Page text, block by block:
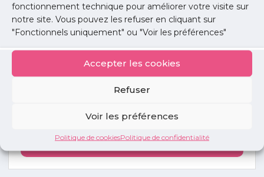
fonctionnement technique pour améliorer votre visite sur
notre site. Vous pouvez les refuser en cliquant sur
"Fonctionnels uniquement" ou "Voir les préférences"
Accepter les cookies
Refuser
Voir les préférences
Politique de cookiesPolitique de confidentialité
Partager cet article :
annonces